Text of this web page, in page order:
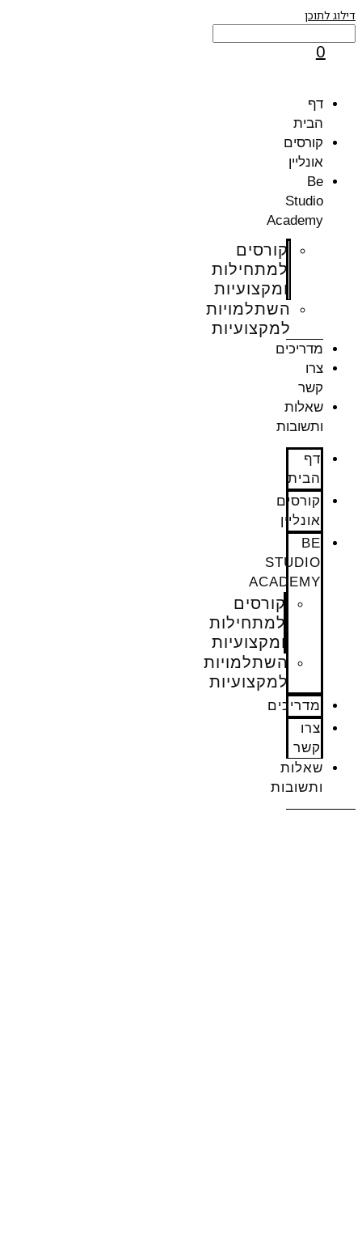
לתוכן
דף
הבית
קורסים
אונליין
Be
Studio
Academy
קורסים
למתחילות
ומקצועיות
השתלמויות
למקצועיות
מדריכים
צרו
קשר
שאלות
ותשובות
דף
הבית
קורסים
אונליין
BE
STUDIO
ACADEMY
קורסים
למתחילות
ומקצועיות
השתלמויות
למקצועיות
מדריכים
צרו
קשר
שאלות
ותשובות